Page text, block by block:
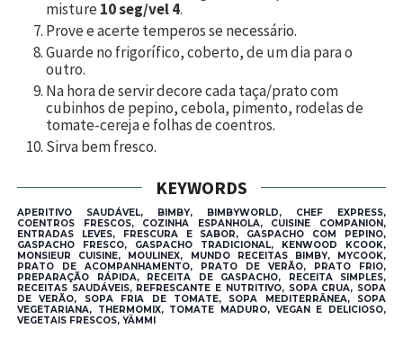
misture10 seg/vel 4.
Prove e acerte temperos se necessário.
Guarde no frigorífico, coberto, de um dia para o
outro.
Na hora de servir decore cada taça/prato com
cubinhos de pepino, cebola, pimento, rodelas de
tomate-cereja e folhas de coentros.
Sirva bem fresco.
KEYWORDS
APERITIVO SAUDÁVEL, BIMBY, BIMBYWORLD, CHEF EXPRESS,
COENTROS FRESCOS, COZINHA ESPANHOLA, CUISINE COMPANION,
ENTRADAS LEVES, FRESCURA E SABOR, GASPACHO COM PEPINO,
GASPACHO FRESCO, GASPACHO TRADICIONAL, KENWOOD KCOOK,
MONSIEUR CUISINE, MOULINEX, MUNDO RECEITAS BIMBY, MYCOOK,
PRATO DE ACOMPANHAMENTO, PRATO DE VERÃO, PRATO FRIO,
PREPARAÇÃO RÁPIDA, RECEITA DE GASPACHO, RECEITA SIMPLES,
RECEITAS SAUDÁVEIS, REFRESCANTE E NUTRITIVO, SOPA CRUA, SOPA
DE VERÃO, SOPA FRIA DE TOMATE, SOPA MEDITERRÂNEA, SOPA
VEGETARIANA, THERMOMIX, TOMATE MADURO, VEGAN E DELICIOSO,
VEGETAIS FRESCOS, YÄMMI